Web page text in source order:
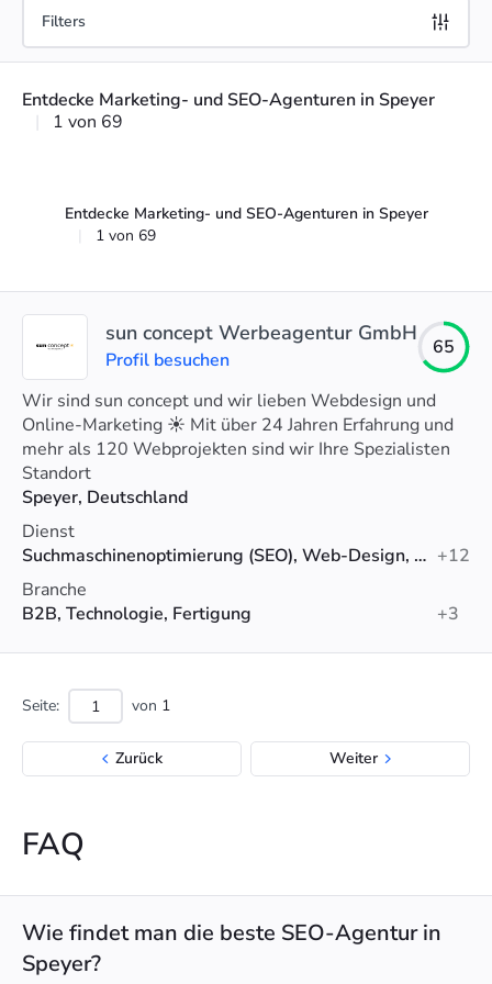
Entdecke Marketing- und SEO-Agenturen in Speyer
1 von 69
Filters
Entdecke Marketing- und SEO-Agenturen in Speyer
1 von 69
sun concept Werbeagentur GmbH
Profil besuchen
65
Wir sind sun concept und wir lieben Webdesign und
Online-Marketing ☀️ Mit über 24 Jahren Erfahrung und
mehr als 120 Webprojekten sind wir Ihre Spezialisten
für (Web-)Design, Usability und digitales Marketing.
Standort
Speyer, Deutschland
Dienst
Suchmaschinenoptimierung (SEO), Web-Design, Webentwicklung +12
Branche
B2B, Technologie, Fertigung
+3
Zurück Weiter
Seite: von 1
FAQ
Wie findet man die beste SEO-Agentur in
Speyer?